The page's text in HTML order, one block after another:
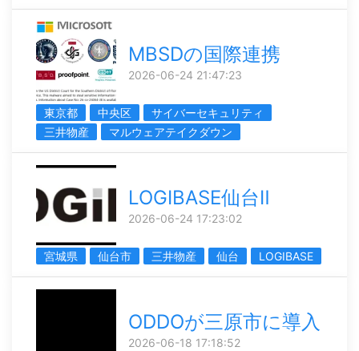
MBSDの国際連携
2026-06-24 21:47:23
東京都 中央区
サイバーセキュリティ
三井物産
マルウェアテイクダウン
LOGIBASE仙台Ⅱ
2026-06-24 17:23:02
宮城県 仙台市 三井物産 仙台 LOGIBASE
ODDOが三原市に導入
2026-06-18 17:18:52